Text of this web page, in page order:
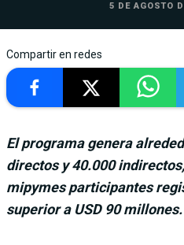
5 DE AGOSTO
Compartir en redes
El programa genera
directos y 40.000
mipymes participantes
superior a USD 90 millones.